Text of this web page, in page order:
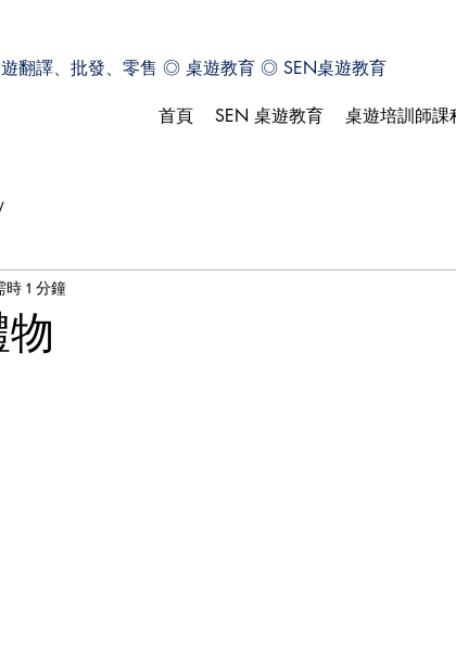
翻譯、批發、零售 ◎ 桌遊教育 ◎ SEN桌遊教育
首頁 SEN 桌遊教育 桌遊培訓師課
時 1 分鐘